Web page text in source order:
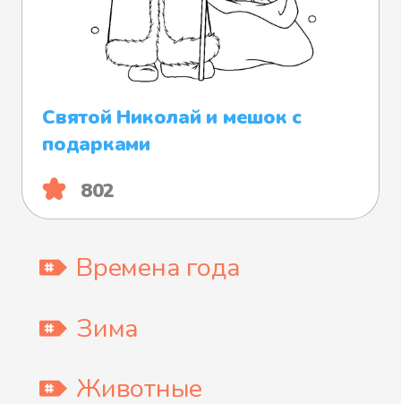
Святой Николай и мешок с
подарками
802
Времена года
Зима
Животные